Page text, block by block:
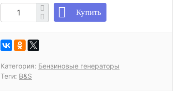
Купить
Категория: Бензиновые генераторы
Теги: B&S